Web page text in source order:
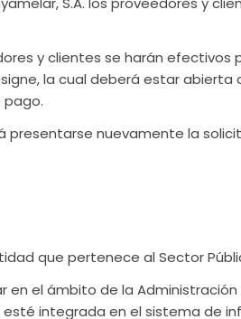
y clientes se harán efectivos
la cual deberá estar abierta
pago.
presentarse nuevamente la
que pertenece al Sector
en el ámbito de la
integrada en el sistema de